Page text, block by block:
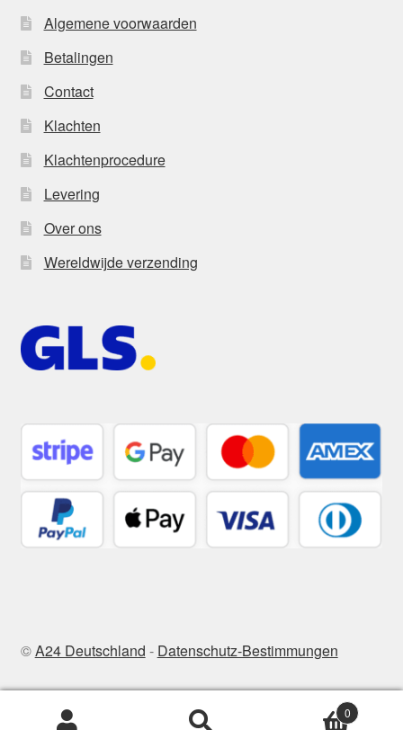
Algemene voorwaarden
Betalingen
Contact
Klachten
Klachtenprocedure
Levering
Over ons
Wereldwijde verzending
©A24 Deutschland - Datenschutz-Bestimmungen
Zoeken
0